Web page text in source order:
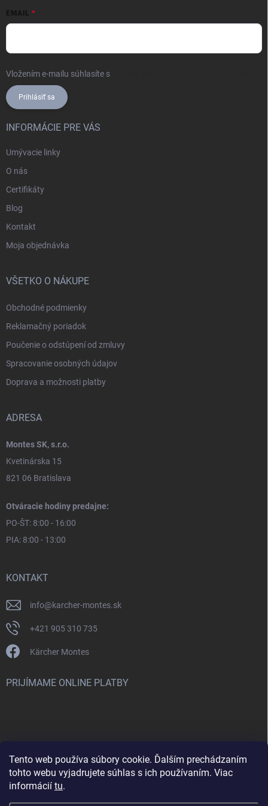
Tento web používa súbory cookie. Ďalším prechádzaním
tohto webu vyjadrujete súhlas s ich používaním. Viac
informácií tu.
EMAIL
Vložením e-mailu súhlasíte s
Prihlásiť sa
INFORMÁCIE PRE VÁS
Umývacie linky
O nás
Certifikáty
Blog
Kontakt
Moja objednávka
VŠETKO O NÁKUPE
Obchodné podmienky
Reklamačný poriadok
Poučenie o odstúpení od zmluvy
Spracovanie osobných údajov
Doprava a možnosti platby
ADRESA
Montes SK, s.r.o.
Kvetinárska 15
821 06 Bratislava
Otváracie hodiny predajne:
PO-ŠT: 8:00 - 16:00
PIA: 8:00 - 13:00
KONTAKT
info@karcher-montes.sk
+421 905 310 735
Kärcher Montes
PRIJÍMAME ONLINE PLATBY
Nenašli ste čo ste hľadali? Máte záujem o inú značku? Skúste
navštíviť aj našu stránku Montclean.sk